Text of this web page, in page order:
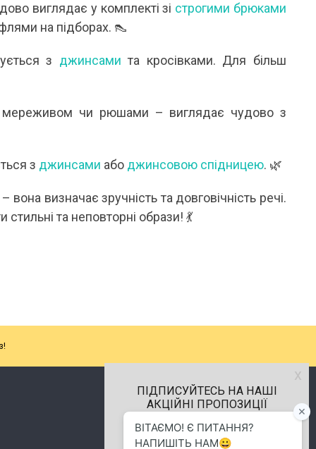
виглядає у комплекті зі строгими брюками
на підборах. 👠
з джинсами та кросівками. Для більш
чи рюшами – виглядає чудово з
з джинсами або джинсовою спідницею. 🌿
визначає зручність та довговічність речі.
та неповторні образи! 💃
м.Хмельницький
(096) 484-01-01
info.alenkaplus@gmail.com
х
ПІДПИСУЙТЕСЬ НА НАШІ
АКЦІЙНІ ПРОПОЗИЦІЇ